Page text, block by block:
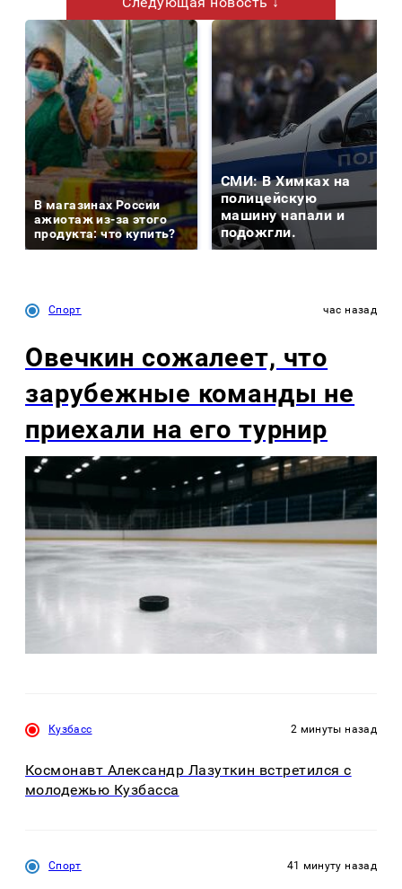
В магазинах России
ажиотаж из-за этого
продукта: что купить?
СМИ: В Химках на
полицейскую
машину напали и
подожгли.
Спорт час назад
Овечкин сожалеет, что
зарубежные команды не
приехали на его турнир
Кузбасс 2 минуты назад
Космонавт Александр Лазуткин встретился с
молодежью Кузбасса
Спорт 41 минуту назад